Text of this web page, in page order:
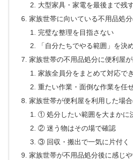
大型家具・家電を最後まで残
家族世帯に向いている不用品処
完璧な整理を目指さない
「自分たちでやる範囲」を決
家族世帯の不用品処分に便利屋
家族全員分をまとめて対応で
重たい作業・面倒な作業を任
家族世帯が便利屋を利用した場
① 処分したい範囲を大まかに
② 迷う物はその場で確認
③ 回収・搬出で一気に片付く
家族世帯が不用品処分後に感じ